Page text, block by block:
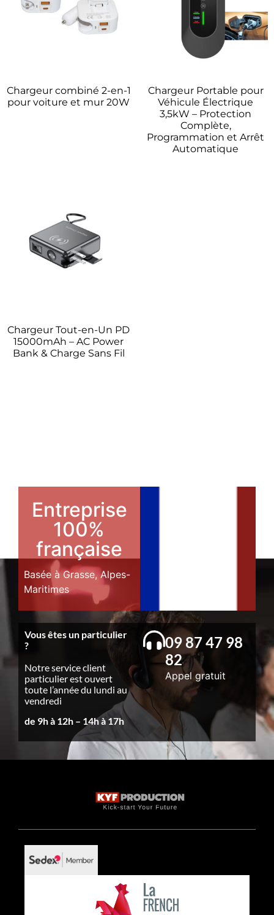
Chargeur combiné 2-en-1
pour voiture et mur 20W
Chargeur Portable pour
Véhicule Électrique
3,5kW – Protection
Complète,
Programmation et Arrêt
Automatique
Chargeur Tout-en-Un PD
15000mAh – AC Power
Bank & Charge Sans Fil
Entreprise
100%
française
Basée à Grasse, Alpes-
Maritimes
Vous êtes un particulier
?
Notre service client
particulier est ouvert
toute l’année du lundi au
vendredi
de 9h à 12h – 14h à 17h
09 87 47 98
82
Appel gratuit